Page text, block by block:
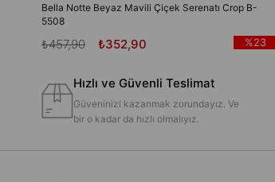
Bella Notte Beyaz Mavili Çiçek Serenatı Crop B-
5508
₺352,90
₺457,90 %23
Hızlı ve Güvenli Teslimat
Güveninizi kazanmak zorundayız. Ve
bir o kadar da hızlı olmalıyız.